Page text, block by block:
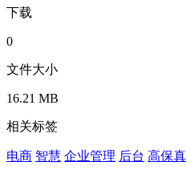
下载
0
文件大小
16.21 MB
相关标签
电商 智慧 企业管理 后台 高保真